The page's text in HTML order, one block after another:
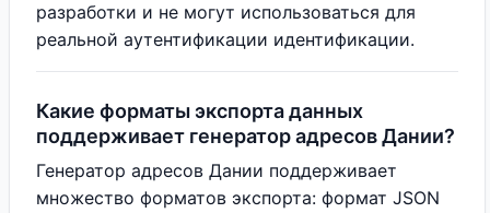
разработки и не могут использоваться для
реальной аутентификации идентификации.
Какие форматы экспорта данных
поддерживает генератор адресов Дании?
Генератор адресов Дании поддерживает
множество форматов экспорта: формат JSON